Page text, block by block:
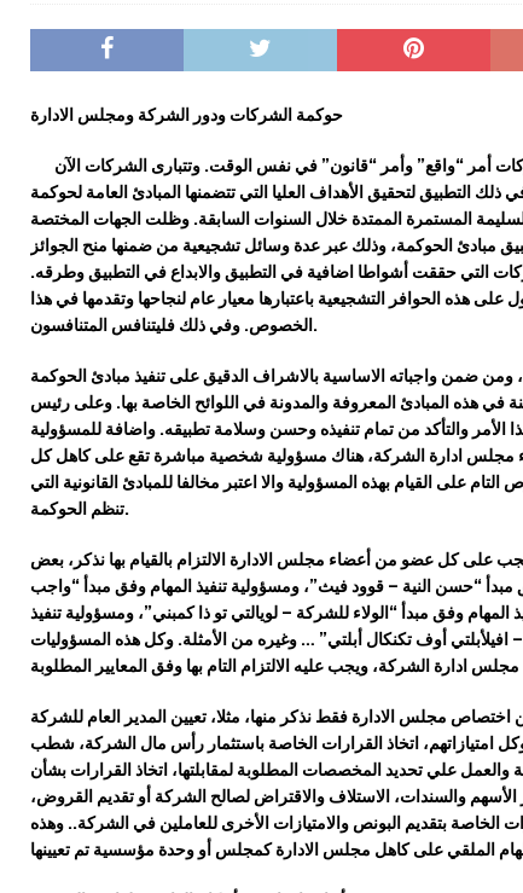
حوكمة الشركات ودور الشركة ومجلس الادارة
أمر “واقع” وأمر “قانون” في نفس الوقت. وتتبارى الشركات الآن
التطبيق لتحقيق الأهداف العليا التي تتضمنها المبادئ العامة لحوكمة
المستمرة الممتدة خلال السنوات السابقة. وظلت الجهات المختصة
مبادئالحوكمة، وذلك عبر عدة وسائل تشجيعية من ضمنها منح الجوائز
التي حققت أشواطا اضافية في التطبيق والابداع في التطبيق وطرقه.
هذه الحوافر التشجيعية باعتبارها معيار عام لنجاحها وتقدمها في هذا
الخصوص. وفي ذلك فليتنافس المتنافسون.
ومن ضمن واجباته الاساسية بالاشراف الدقيقعلىتنفيذ مبادئ الحوكمة
في هذه المبادئ المعروفة والمدونة في اللوائحالخاصة بها. وعلى رئيس
الأمر والتأكد من تمام تنفيذه وحسنوسلامةتطبيقه. واضافة للمسؤولية
مجلس ادارة الشركة، هناك مسؤولية شخصية مباشرة تقع على كاهل كل
على القيام بهذه المسؤولية والا اعتبر مخالفا للمبادئ القانونية التي
تنظم الحوكمة.
على كل عضو من أعضاء مجلس الادارة الالتزام بالقيام بها نذكر، بعض
مبدأ “حسن النية – قوود فيث”، ومسؤولية تنفيذ المهام وفق مبدأ “واجب
المهام وفق مبدأ “الولاء للشركة – لويالتي تو ذا كمبني”، ومسؤولية تنفيذ
افيلأبلتي أوف تكنكال أبلتي” … وغيره من الأمثلة. وكل هذه المسؤوليات
ادارة الشركة، ويجب عليه الالتزام التام بها وفق المعايير المطلوبة
مجلس الادارة فقط نذكر منها، مثلا، تعيين المدير العام للشركة
امتيازاتهم، اتخاذ القرارات الخاصة باستثمار رأس مال الشركة، شطب
والعمل علي تحديد المخصصات المطلوبة لمقابلتها، اتخاذ القرارات بشأن
الأسهم والسندات، الاستلاف والاقتراض لصالح الشركة أو تقديم القروض،
الخاصة بتقديم البونص والامتيازات الأخرى للعاملين في الشركة.. وهذه
الملقي على كاهل مجلس الادارة كمجلس أو وحدة مؤسسية تم تعيينها